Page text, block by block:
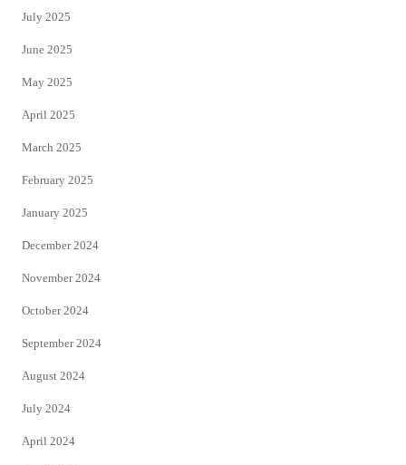
July 2025
June 2025
May 2025
April 2025
March 2025
February 2025
January 2025
December 2024
November 2024
October 2024
September 2024
August 2024
July 2024
April 2024